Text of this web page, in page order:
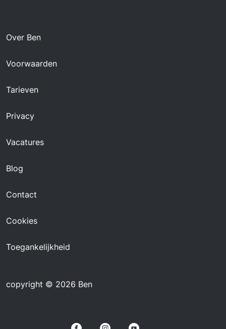
Over Ben
Voorwaarden
Tarieven
Privacy
Vacatures
Blog
Contact
Cookies
Toegankelijkheid
copyright © 2026 Ben